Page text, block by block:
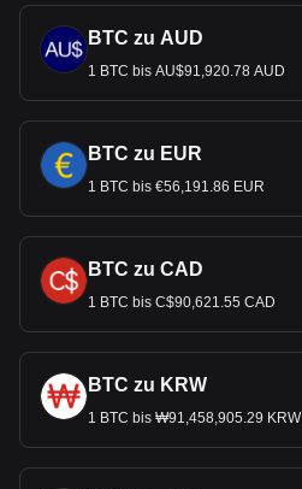
BTC zu AUD
1 BTC bis AU$91,920.78 AUD
BTC zu EUR
1 BTC bis €56,191.86 EUR
BTC zu CAD
1 BTC bis C$90,621.55 CAD
BTC zu KRW
1 BTC bis ₩91,458,905.29 KRW